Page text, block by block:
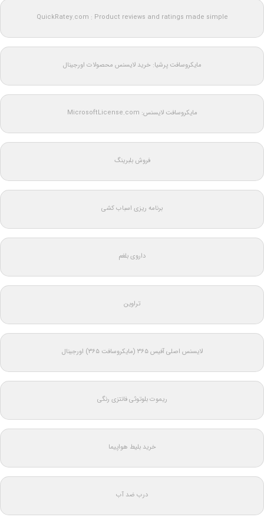
QuickRatey.com : Product reviews and ratings made simple
مایکروسافت پرشیا: خرید لایسنس محصولات اورجینال
مایکروسافت لایسنس: MicrosoftLicense.com
فروش بلبرینگ
برنامه ریزی اسباب کشی
داروی بلغم
تراوین
لایسنس اصلی آفیس ۳۶۵ (مایکروسافت ۳۶۵) اورجینال
ریموت بلوتوثی فانتزی رنگی
خرید بلیط هواپیما
درب ضد آب